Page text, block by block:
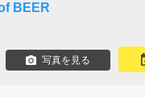
BEER
写真を見る